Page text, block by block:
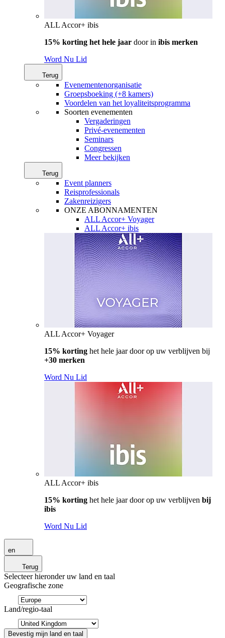
ALL Accor+ ibis
15% korting het hele jaar door in ibis merken
Word Nu Lid
Terug
Evenementenorganisatie
Groepsboeking (+8 kamers)
Voordelen van het loyaliteitsprogramma
Soorten evenementen
Vergaderingen
Privé-evenementen
Seminars
Congressen
Meer bekijken
Terug
Event planners
Reisprofessionals
Zakenreizigers
ONZE ABONNAMENTEN
ALL Accor+ Voyager
ALL Accor+ ibis
ALL Accor+ Voyager
15% korting het hele jaar door op uw verblijven bij
+30 merken
Word Nu Lid
ALL Accor+ ibis
15% korting het hele jaar door op uw verblijven bij
ibis
Word Nu Lid
en
Terug
Selecteer hieronder uw land en taal
Geografische zone
Land/regio-taal
Bevestig mijn land en taal